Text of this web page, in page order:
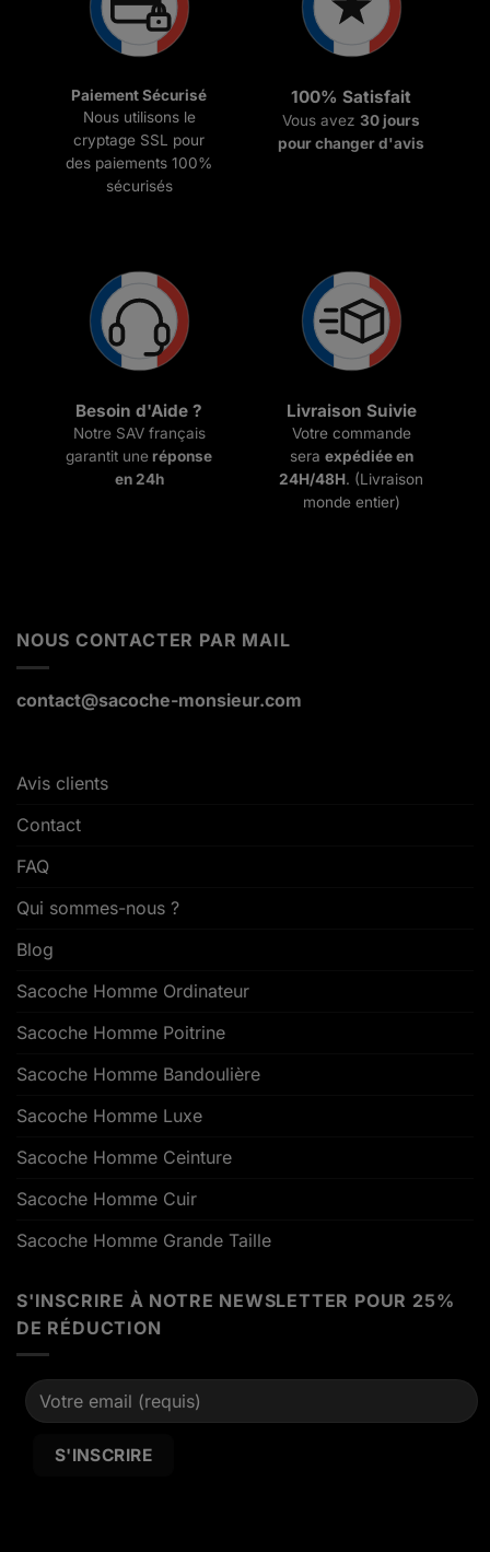
Paiement Sécurisé
Nous utilisons le
cryptage SSL pour
des paiements 100%
sécurisés
100% Satisfait
Vous avez 30 jours
pour changer d'avis
Besoin d'Aide ?
Notre SAV français
garantit une réponse
en 24h
Livraison Suivie
Votre commande
sera expédiée en
24H/48H. (Livraison
monde entier)
NOUS CONTACTER PAR MAIL
contact@sacoche-monsieur.com
Avis clients
Contact
FAQ
Qui sommes-nous ?
Blog
Sacoche Homme Ordinateur
Sacoche Homme Poitrine
Sacoche Homme Bandoulière
Sacoche Homme Luxe
Sacoche Homme Ceinture
Sacoche Homme Cuir
Sacoche Homme Grande Taille
S'INSCRIRE À NOTRE NEWSLETTER POUR 25%
DE RÉDUCTION